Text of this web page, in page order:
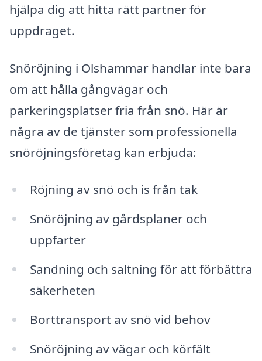
hjälpa dig att hitta rätt partner för
uppdraget.
Snöröjning i Olshammar handlar inte bara
om att hålla gångvägar och
parkeringsplatser fria från snö. Här är
några av de tjänster som professionella
snöröjningsföretag kan erbjuda:
Röjning av snö och is från tak
Snöröjning av gårdsplaner och
uppfarter
Sandning och saltning för att förbättra
säkerheten
Borttransport av snö vid behov
Snöröjning av vägar och körfält